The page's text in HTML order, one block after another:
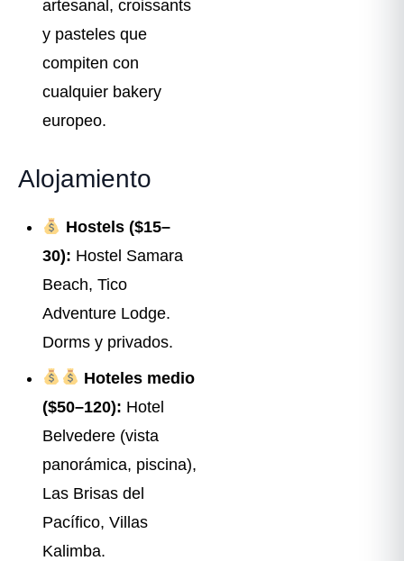
artesanal, croissants
y pasteles que
compiten con
cualquier bakery
europeo.
Alojamiento
Hostels ($15–
30): Hostel Samara
Beach, Tico
Adventure Lodge.
Dorms y privados.
Hoteles medio
($50–120): Hotel
Belvedere (vista
panorámica, piscina),
Las Brisas del
Pacífico, Villas
Kalimba.